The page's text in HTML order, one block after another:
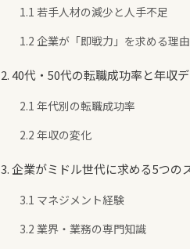
1.1 若手人材の減少と人手不足
1.2 企業が「即戦力」を求める理由
2. 40代・50代の転職成功率と年収
2.1 年代別の転職成功率
2.2 年収の変化
3. 企業がミドル世代に求める5つの
3.1 マネジメント経験
3.2 業界・業務の専門知識